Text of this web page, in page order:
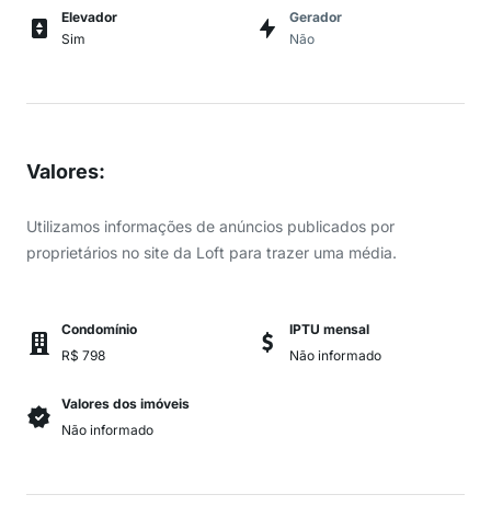
Elevador
Sim
Gerador
Não
Valores:
Utilizamos informações de anúncios publicados por
proprietários no site da Loft para trazer uma média.
Condomínio
R$ 798
IPTU mensal
Não informado
Valores dos imóveis
Não informado